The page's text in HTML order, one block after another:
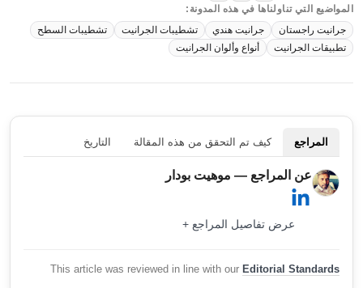
المواضيع التي تناولناها في هذه المدونة:
جرانيت راجستان
جرانيت هندي تشطيبات الجرانيت
تشطيبات السطح
تطبيقات الجرانيت
أنواع وألوان الجرانيت
المراجع كيف تم التحقق من هذه المقالة التاريخ
عن المراجع — موهيت بودار
عرض تفاصيل المراجع +
This article was reviewed in line with our Editorial Standards